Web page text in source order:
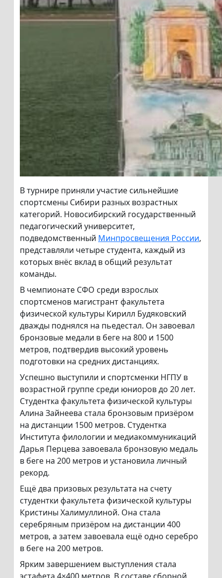
В турнире приняли участие сильнейшие
спортсмены Сибири разных возрастных
категорий. Новосибирский государственный
педагогический университет,
подведомственный Минпросвещения России,
представляли четыре студента, каждый из
которых внёс вклад в общий результат
команды.
В чемпионате СФО среди взрослых
спортсменов магистрант факультета
физической культуры Кирилл Будяковский
дважды поднялся на пьедестал. Он завоевал
бронзовые медали в беге на 800 и 1500
метров, подтвердив высокий уровень
подготовки на средних дистанциях.
Успешно выступили и спортсменки НГПУ в
возрастной группе среди юниоров до 20 лет.
Студентка факультета физической культуры
Алина Зайнеева стала бронзовым призёром
на дистанции 1500 метров. Студентка
Института филологии и медиакоммуникаций
Дарья Перцева завоевала бронзовую медаль
в беге на 200 метров и установила личный
рекорд.
Ещё два призовых результата на счету
студентки факультета физической культуры
Кристины Халимуллиной. Она стала
серебряным призёром на дистанции 400
метров, а затем завоевала ещё одно серебро
в беге на 200 метров.
Ярким завершением выступления стала